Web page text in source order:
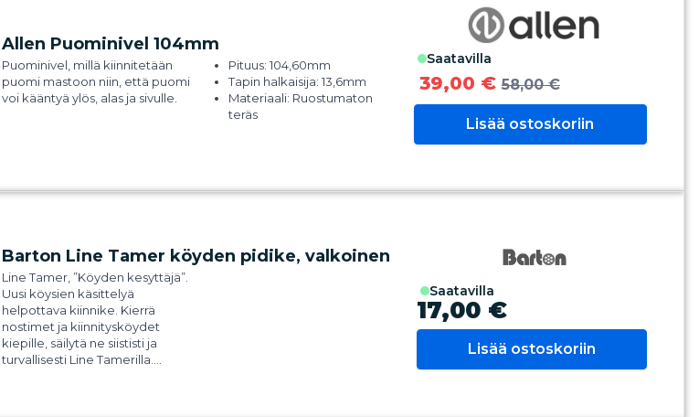
Allen Puominivel 104mm
Puominivel, millä kiinnitetään
puomi mastoon niin, että puomi
voi kääntyä ylös, alas ja sivulle.
Pituus: 104,60mm
Tapin halkaisija: 13,6mm
Materiaali: Ruostumaton
teräs
saatavilla
39,00 € 58,00 €
Lisää ostoskoriin
Barton Line Tamer köyden pidike, valkoinen
Line Tamer, ”Köyden kesyttäjä”.
Uusi köysien käsittelyä
helpottava kiinnike. Kierrä
nostimet ja kiinnitysköydet
kiepille, säilytä ne siististi ja
turvallisesti Line Tamerilla.
saatavilla
17,00 €
Lisää ostoskoriin